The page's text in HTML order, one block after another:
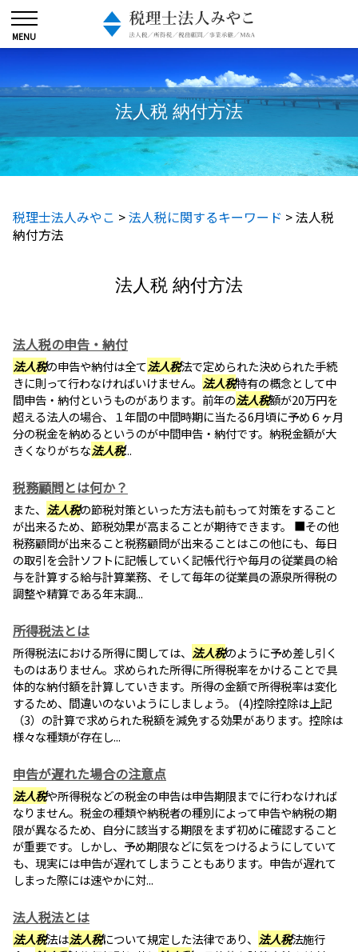
法人税 納付方法
税理士法人みやこ >法人税に関するキーワード >法人税
納付方法
法人税 納付方法
法人税の申告・納付
法人税の申告や納付は全て法人税法で定められた決められた手続
きに則って行わなければいけません。 法人税特有の概念として中
間申告・納付というものがあります。前年の法人税額が20万円を
超える法人の場合、１年間の中間時期に当たる6月頃に予め６ヶ月
分の税金を納めるというのが中間申告・納付です。納税金額が大
きくなりがちな法人税...
税務顧問とは何か？
また、 法人税の節税対策といった方法も前もって対策をすること
が出来るため、節税効果が高まることが期待できます。 ■その他
税務顧問が出来ること税務顧問が出来ることはこの他にも、毎日
の取引を会計ソフトに記帳していく記帳代行や毎月の従業員の給
与を計算する給与計算業務、そして毎年の従業員の源泉所得税の
調整や精算である年末調...
所得税法とは
所得税法における所得に関しては、 法人税のように予め差し引く
ものはありません。求められた所得に所得税率をかけることで具
体的な納付額を計算していきます。所得の金額で所得税率は変化
するため、間違いのないようにしましょう。 (4)控除控除は上記
（3）の計算で求められた税額を減免する効果があります。控除は
様々な種類が存在し...
申告が遅れた場合の注意点
法人税や所得税などの税金の申告は申告期限までに行わなければ
なりません。税金の種類や納税者の種別によって申告や納税の期
限が異なるため、自分に該当する期限をまず初めに確認すること
が重要です。しかし、予め期限などに気をつけるようにしていて
も、現実には申告が遅れてしまうこともあります。申告が遅れて
しまった際には速やかに対...
法人税法とは
法人税法は法人税について規定した法律であり、 法人税法施行